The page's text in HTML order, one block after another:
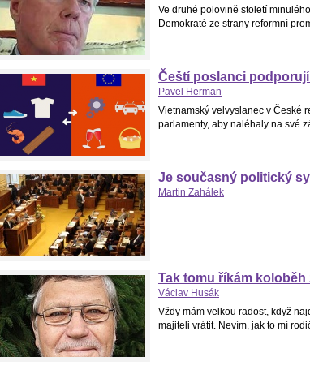
Ve druhé polovině století
Demokraté ze strany reformní
Čeští poslanci podporují
Pavel Herman
Vietnamský velvyslanec v České
parlamenty, aby naléhaly na své
Je současný politický
Martin Zahálek
Tak tomu říkám koloběh
Václav Husák
Vždy mám velkou radost, když
majiteli vrátit. Nevím, jak to mí